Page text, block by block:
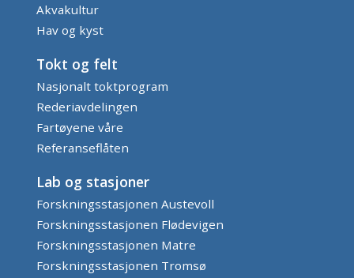
Akvakultur
Hav og kyst
Tokt og felt
Nasjonalt toktprogram
Rederiavdelingen
Fartøyene våre
Referanseflåten
Lab og stasjoner
Forskningsstasjonen Austevoll
Forskningsstasjonen Flødevigen
Forskningsstasjonen Matre
Forskningsstasjonen Tromsø